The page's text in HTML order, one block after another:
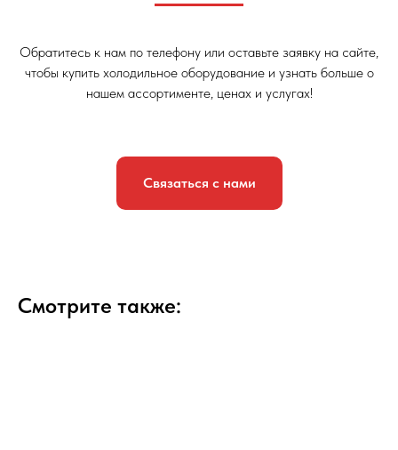
Обратитесь к нам по телефону или оставьте заявку на сайте,
чтобы купить холодильное оборудование и узнать больше о
нашем ассортименте, ценах и услугах!
Связаться с нами
Смотрите также: